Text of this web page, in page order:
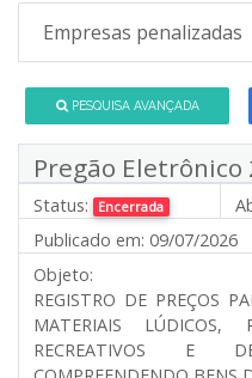
Empresas penalizadas
PESQUISA AVANÇADA
Pregão Eletrônico
Status: Encerrada
Publicado em: 09/07/2026
Objeto:
REGISTRO DE PREÇOS
MATERIAIS LÚDICOS,
RECREATIVOS E